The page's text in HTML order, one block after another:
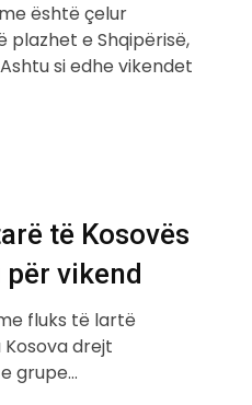
është çelur
plazhet e Shqipërisë,
si edhe vikendet
të Kosovës
vikend
fluks të lartë
drejt
grupe…